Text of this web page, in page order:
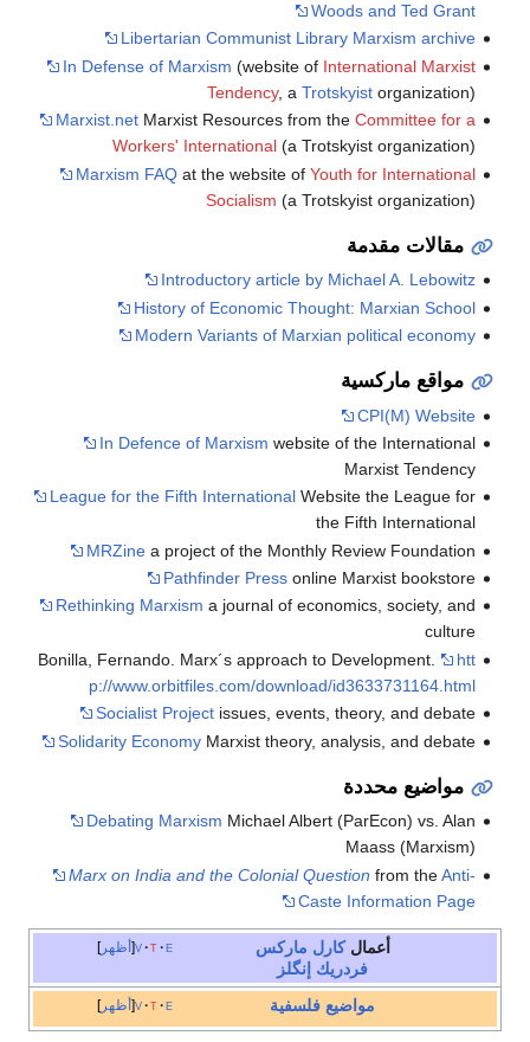
Woods and Ted Grant
Libertarian Communist Library Marxism archive
In Defense of Marxism (website of International Marxist
Tendency, a Trotskyistorganization)
Marxist.netMarxist Resources from the Committee for a
Workers' International(a Trotskyist organization)
Marxism FAQat the website of Youth for International
Socialism (a Trotskyist organization)
مقالات مقدمة
Introductory article by Michael A. Lebowitz
History of Economic Thought: Marxian School
Modern Variants of Marxian political economy
مواقع ماركسية
CPI(M) Website
In Defence of Marxism website of the International
Marxist Tendency
League for the Fifth InternationalWebsite the League for
the Fifth International
MRZinea project of the Monthly Review Foundation
Pathfinder Pressonline Marxist bookstore
Rethinking Marxism a journal of economics, society, and
culture
Bonilla, Fernando. Marx´s approach to Development.
htt
p://www.orbitfiles.com/download/id3633731164.html
Socialist Projectissues, events, theory, and debate
Solidarity EconomyMarxist theory, analysis, and debate
مواضيع محددة
Debating Marxism Michael Albert (ParEcon) vs. Alan
Maass (Marxism)
Marx on India and the Colonial Question from theAnti-
Caste Information Page
أظهر v t e أعمالكارل ماركس
فردريك إنگلز
أظهر v t e مواضيع فلسفية